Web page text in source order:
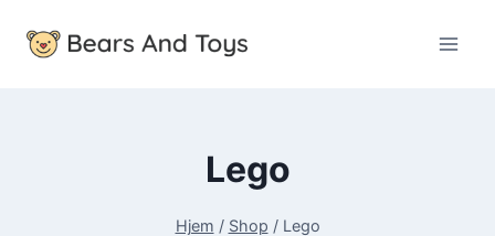
Lego
Hjem / Shop / Lego